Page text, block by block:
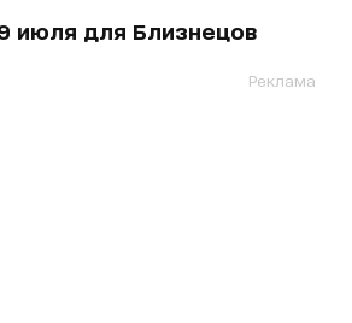
июля для Близнецов
Реклама